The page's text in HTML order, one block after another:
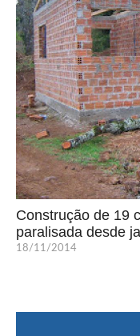
Construção de 19
paralisada desde
18/11/2014